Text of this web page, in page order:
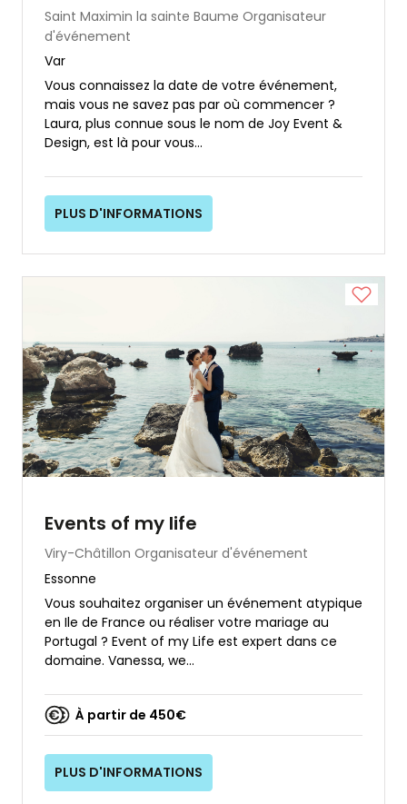
Saint Maximin la sainte Baume Organisateur
d'événement
Var
Vous connaissez la date de votre événement,
mais vous ne savez pas par où commencer ?
Laura, plus connue sous le nom de Joy Event &
Design, est là pour vous...
PLUS D'INFORMATIONS
Events of my life
Viry-Châtillon Organisateur d'événement
Essonne
Vous souhaitez organiser un événement atypique
en Ile de France ou réaliser votre mariage au
Portugal ? Event of my Life est expert dans ce
domaine. Vanessa, we...
À partir de 450€
PLUS D'INFORMATIONS